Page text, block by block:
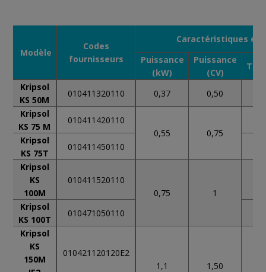
Modèle
Codes
fournisseurs
Caractéristiques
Puissance
(kW)
Puissance
(CV)
Kripsol
KS 50M
010411320110 0,37 0,50
Kripsol
KS 75 M
010411420110
0,55
0,75
Kripsol
KS 75T
010411450110
Kripsol
KS
100M
010411520110
0,75
1
Kripsol
KS 100T
010471050110
Kripsol
KS
150M
010421120120E2
1,1
1,50